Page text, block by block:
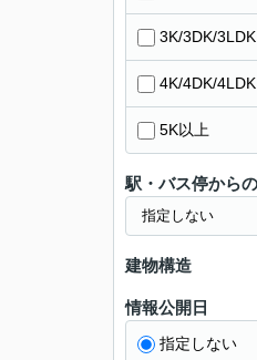
3K/3DK/3LDK
4K/4DK/4LDK
5K以上
駅・バス停から
建物構造
情報公開日
指定しない